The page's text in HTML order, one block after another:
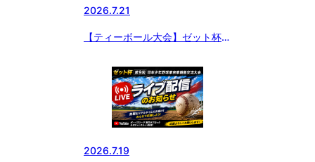
2026.7.21
【ティーボール大会】ゼット杯
流大会
2026.7.19